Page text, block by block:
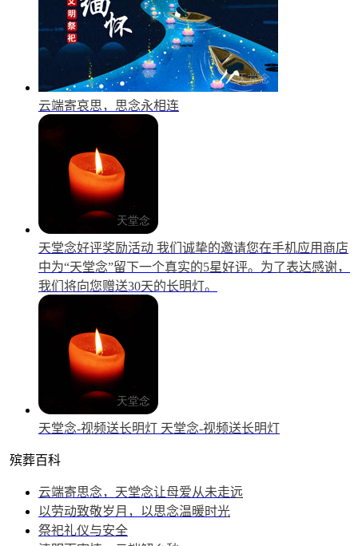
云端寄哀思，思念永相连
天堂念好评奖励活动 我们诚挚的邀请您在手机应用商店
中为“天堂念”留下一个真实的5星好评。为了表达感谢，
我们将向您赠送30天的长明灯。
天堂念-视频送长明灯 天堂念-视频送长明灯
殡葬百科
云端寄思念，天堂念让母爱从未走远
以劳动致敬岁月，以思念温暖时光
祭祀礼仪与安全